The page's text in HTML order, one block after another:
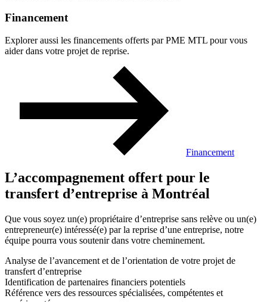
Financement
Explorer aussi les financements offerts par PME MTL pour vous
aider dans votre projet de reprise.
Financement
L’accompagnement offert pour le
transfert d’entreprise à Montréal
Que vous soyez un(e) propriétaire d’entreprise sans relève ou un(e)
entrepreneur(e) intéressé(e) par la reprise d’une entreprise, notre
équipe pourra vous soutenir dans votre cheminement.
Analyse de l’avancement et de l’orientation de votre projet de
transfert d’entreprise
Identification de partenaires financiers potentiels
Référence vers des ressources spécialisées, compétentes et